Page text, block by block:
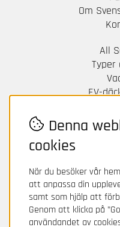
Om
All
Typer
EV-
Stöld och
BETALA
För frågor och
Denna
cookies
När du besöker vår
att anpassa din
samt som hjälp att
Genom att klicka på
användandet av